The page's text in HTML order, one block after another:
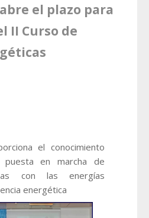
el plazo para
II Curso de
el conocimiento
puesta en marcha de
con las energías
energética